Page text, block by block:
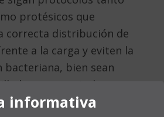
protésicos que
correcta distribución de
a la carga y eviten la
bien sean
o cementadas.
informativa